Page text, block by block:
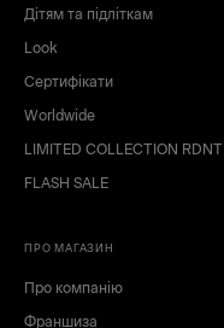
Дітям та підліткам
Look
Сертифікати
Worldwide
LIMITED COLLECTION RDNT
FLASH SALE
ПРО МАГАЗИН
Про компанію
Франшиза